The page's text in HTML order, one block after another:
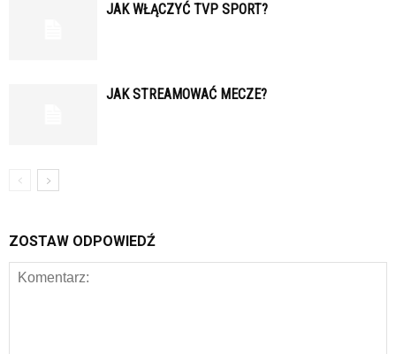
JAK WŁĄCZYĆ TVP SPORT?
JAK STREAMOWAĆ MECZE?
ZOSTAW ODPOWIEDŹ